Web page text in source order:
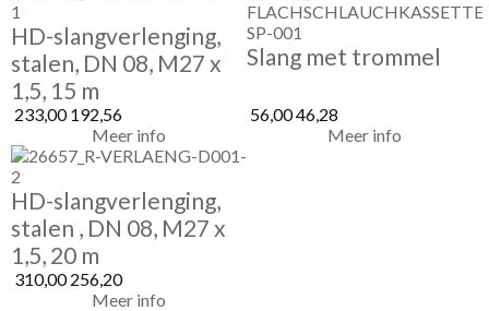
HD-slangverlenging,
stalen, DN 08, M27 x
1,5, 15 m
233,00192,56
Meer info
Slang met trommel
56,0046,28
Meer info
HD-slangverlenging,
stalen , DN 08, M27 x
1,5, 20 m
310,00256,20
Meer info